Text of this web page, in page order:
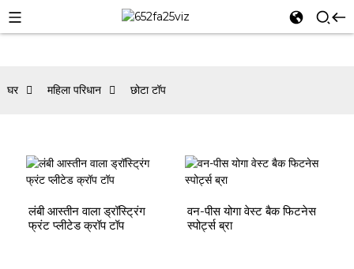
घर महिला परिधान छोटा टॉप
लंबी आस्तीन वाला ड्रॉस्ट्रिंग
फ्रंट प्लीटेड क्रॉप टॉप
वन-पीस योगा वेस्ट बैक फिटनेस
स्पोर्ट्स ब्रा